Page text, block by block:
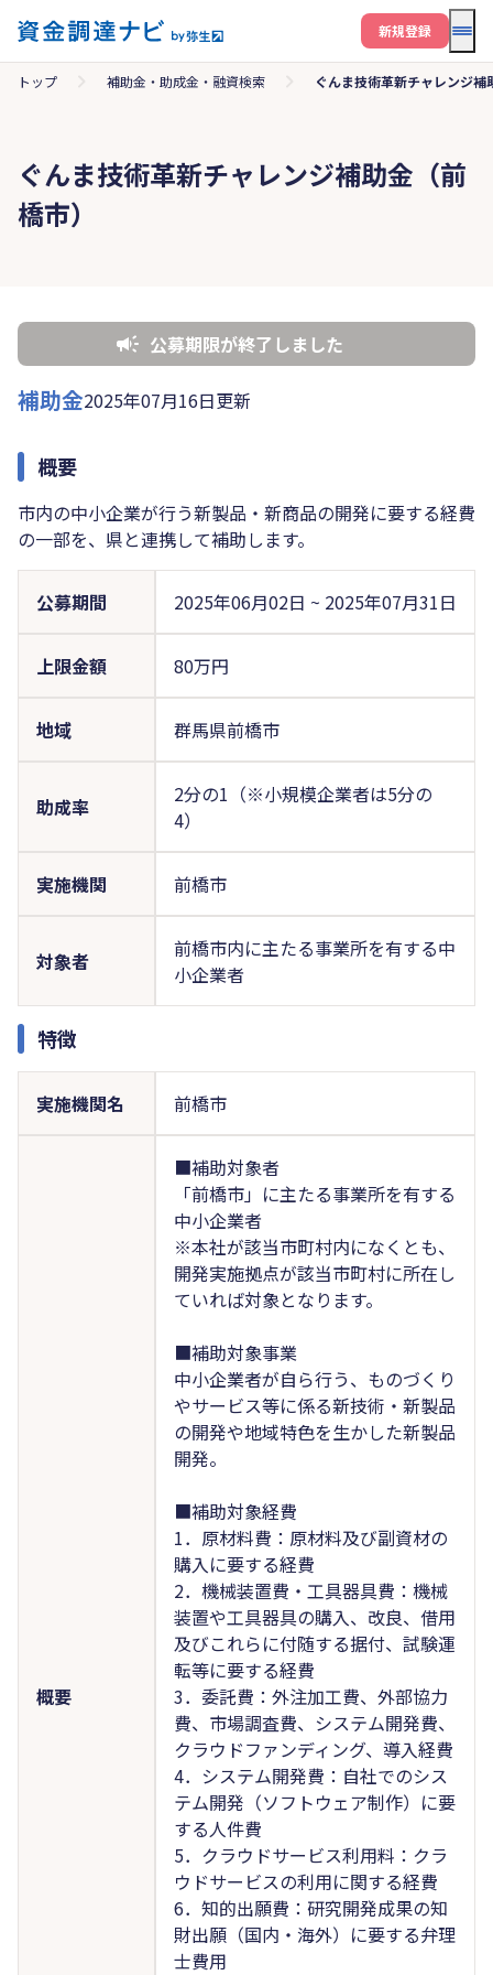
メ
新規登録
トップ 補助金・助成金・融資検索 ぐんま技術革新チャレンジ補
ぐんま技術革新チャレンジ補助金（前
橋市）
公募期限が終了しました
補助金2025年07月16日更新
概要
市内の中小企業が行う新製品・新商品の開発に要する経費
の一部を、県と連携して補助します。
公募期間 2025年06月02日 ~ 2025年07月31日
上限金額 80万円
地域 群馬県前橋市
助成率
2分の1（※小規模企業者は5分の
4）
実施機関 前橋市
対象者
前橋市内に主たる事業所を有する中
小企業者
特徴
実施機関名 前橋市
概要
■補助対象者
「前橋市」に主たる事業所を有する
中小企業者
※本社が該当市町村内になくとも、
開発実施拠点が該当市町村に所在し
ていれば対象となります。
■補助対象事業
中小企業者が自ら行う、ものづくり
やサービス等に係る新技術・新製品
の開発や地域特色を生かした新製品
開発。
■補助対象経費
1．原材料費：原材料及び副資材の
購入に要する経費
2．機械装置費・工具器具費：機械
装置や工具器具の購入、改良、借用
及びこれらに付随する据付、試験運
転等に要する経費
3．委託費：外注加工費、外部協力
費、市場調査費、システム開発費、
クラウドファンディング、導入経費
4．システム開発費：自社でのシス
テム開発（ソフトウェア制作）に要
する人件費
5．クラウドサービス利用料：クラ
ウドサービスの利用に関する経費
6．知的出願費：研究開発成果の知
財出願（国内・海外）に要する弁理
士費用